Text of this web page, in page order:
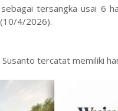
tersangka usai 6
4/2026).
tercatat memiliki